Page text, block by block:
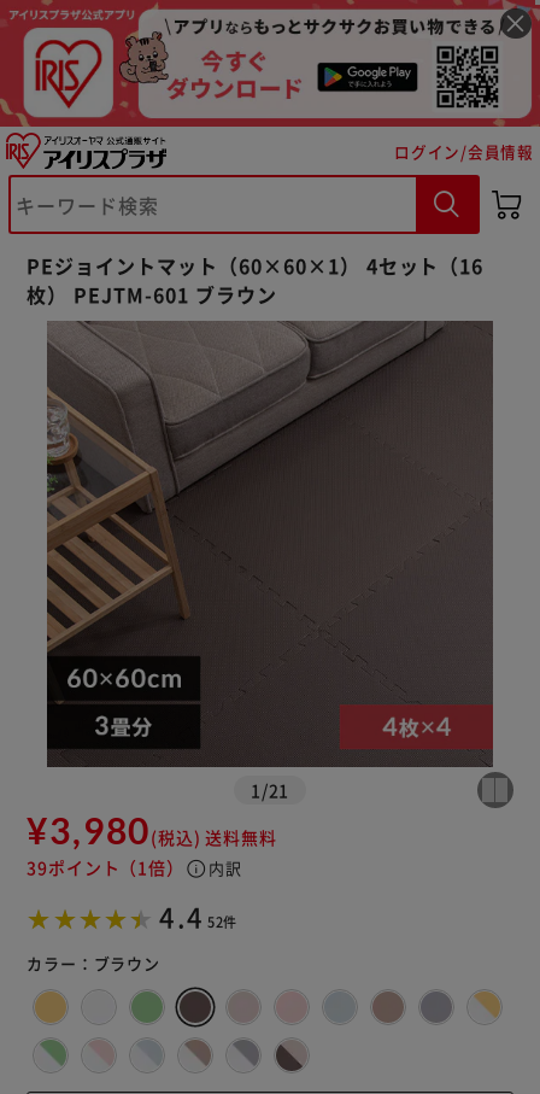
ログイン/会員情報
PEジョイントマット（60×60×1） 4セット（16
枚） PEJTM-601 ブラウン
1 /21
¥3,980(税込) 送料無料
39ポイント （1倍） info 内訳
4.4 52件
カラー： ブラウン
※ご確認ください
カートに入れる 購入手続きへ